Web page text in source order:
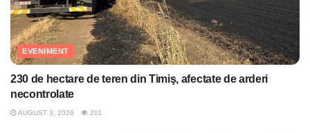
EVENIMENT
230 de hectare de teren din Timiş, afectate de arderi
necontrolate
AUGUST 3, 2026 201